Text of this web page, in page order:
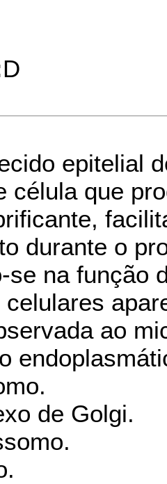
D
epitelial
célula que
durante o
se na função
celulares
ao
de Golgi.